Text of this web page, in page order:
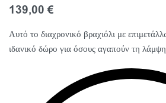
139,00€
Αυτό το διαχρονικό βραχιόλι με
ιδανικό δώρο για όσους αγαπούν τη